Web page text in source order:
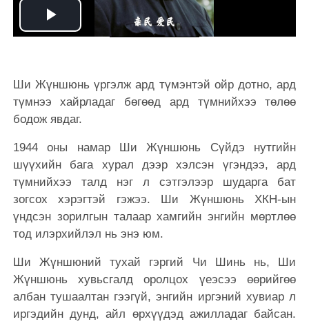
Play
Ши Жүншюнь үргэлж ард түмэнтэй ойр дотно, ард
түмнээ хайрладаг бөгөөд ард түмнийхээ төлөө
бодож явдаг.
1944 оны намар Ши Жүншюнь Сүйдэ нутгийн
шүүхийн бага хурал дээр хэлсэн үгэндээ, ард
түмнийхээ талд нэг л сэтгэлээр шударга бат
зогсох хэрэгтэй гэжээ. Ши Жүншюнь ХКН-ын
үндсэн зорилгын талаар хамгийн энгийн мөртлөө
тод илэрхийлэл нь энэ юм.
Ши Жүншюний тухай гэргий Чи Шинь нь, Ши
Жүншюнь хувьсгалд оролцох үеэсээ өөрийгөө
албан тушаалтан гээгүй, энгийн иргэний хувиар л
иргэдийн дунд, айл өрхүүдэд ажилладаг байсан.